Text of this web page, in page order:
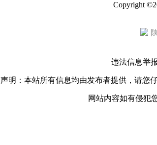
Copyright
违法信息举
声明：本站所有信息均由发布者提供，请您
网站内容如有侵犯